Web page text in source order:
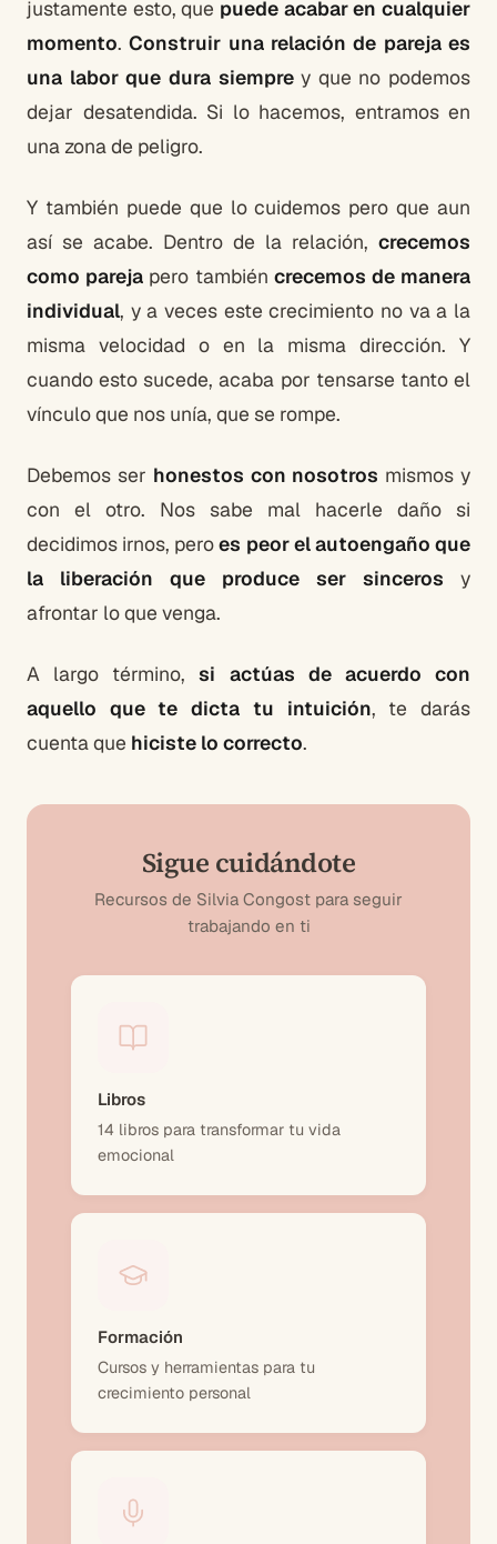
justamente esto, que puede acabar en cualquier
momento.Construir una relación de pareja es
una labor que dura siemprey que no podemos
dejar desatendida. Si lo hacemos, entramos en
una zona de peligro.
Y también puede que lo cuidemos pero que aun
así se acabe. Dentro de la relación, crecemos
como pareja pero también crecemos de manera
individual, y a veces este crecimiento no va a la
misma velocidad o en la misma dirección. Y
cuando esto sucede, acaba por tensarse tanto el
vínculo que nos unía, que se rompe.
Debemos ser honestos con nosotros mismos y
con el otro. Nos sabe mal hacerle daño si
decidimos irnos, peroes peor el autoengaño que
la liberación que produce ser sinceros y
afrontar lo que venga.
A largo término,si actúas de acuerdo con
aquello que te dicta tu intuición, te darás
cuenta que hiciste lo correcto.
Sigue cuidándote
Recursos de Silvia Congost para seguir
trabajando en ti
Libros
14 libros para transformar tu vida
emocional
Formación
Cursos y herramientas para tu
crecimiento personal